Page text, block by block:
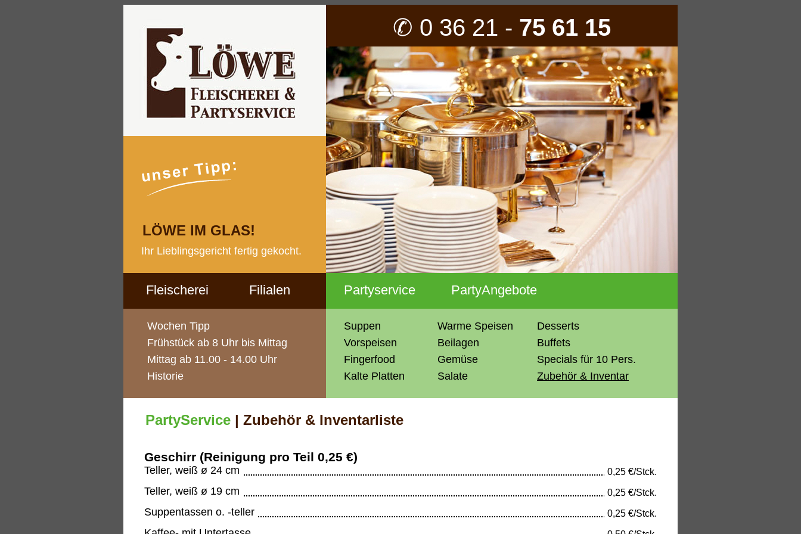
LÖWE IM GLAS!
Ihr Lieblingsgericht fertig gekocht.
✆ 0 36 21 - 75 61 15
Fleischerei Filialen Partyservice PartyAngebote
Wochen Tipp
Frühstück ab 8 Uhr bis Mittag
Mittag ab 11.00 - 14.00 Uhr
Historie
Suppen
Vorspeisen
Fingerfood
Kalte Platten
Warme Speisen
Beilagen
Gemüse
Salate
Desserts
Buffets
Specials für 10 Pers.
Zubehör & Inventar
PartyService | Zubehör & Inventarliste
Geschirr (Reinigung pro Teil 0,25 €)
Teller, weiß ø 24 cm 0,25 €/Stck.
Teller, weiß ø 19 cm 0,25 €/Stck.
Suppentassen o. -teller 0,25 €/Stck.